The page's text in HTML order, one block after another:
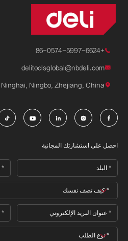

+86-0574-5997-6624

delitoolsglobal@nbdeli.com

Ningbo, Zhejiang, China





احصل على استشارتك المجانية